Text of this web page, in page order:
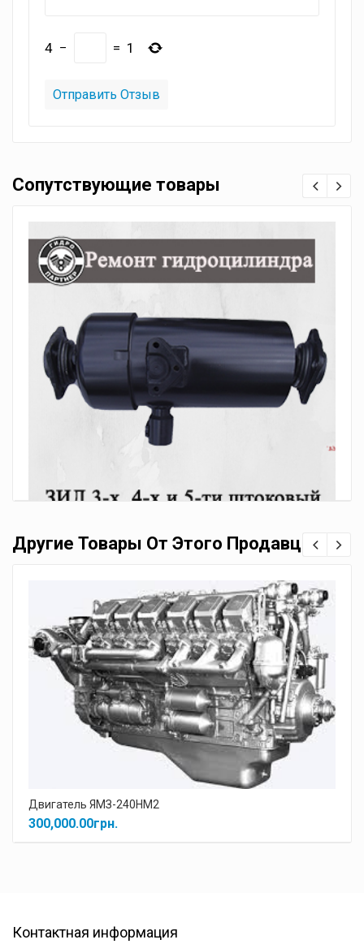
4 − = 1
Сопутствующие товары
Ремонт гидроцилиндра ЗиЛ 3-х, 4-х и 5-ти штоковый
Другие Товары От Этого Продавца
Двигатель ЯМЗ-240НМ2
300,000.00грн.
Контактная информация